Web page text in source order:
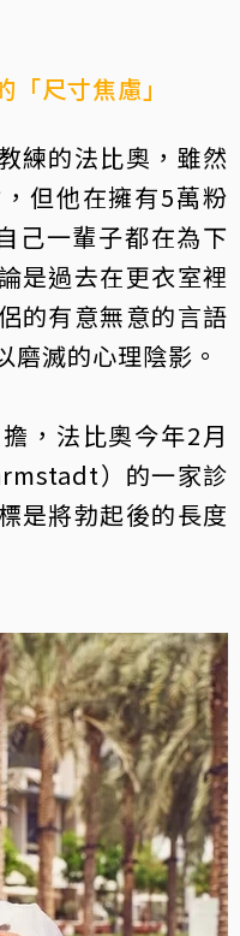
尺寸焦慮」
練的法比奧，雖然
但他在擁有5萬粉
己一輩子都在為下
是過去在更衣室裡
的有意無意的言語
磨滅的心理陰影。
，法比奧今年2月
）的一家診
是將勃起後的長度